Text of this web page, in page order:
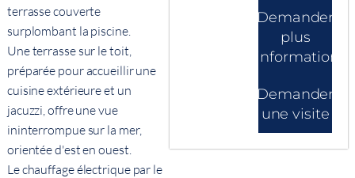
terrasse couverte
surplombant la piscine.
Une terrasse sur le toit,
préparée pour accueillir une
cuisine extérieure et un
jacuzzi, offre une vue
ininterrompue sur la mer,
orientée d'est en ouest.
Le chauffage électrique par le
Demander
plus
d'informations
Demander
une visite